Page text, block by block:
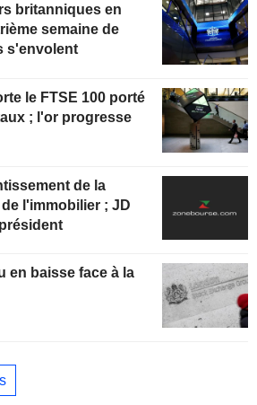
britanniques en
semaine de
s'envolent
le FTSE 100 porté
; l'or progresse
de la
l'immobilier ; JD
en baisse face à la